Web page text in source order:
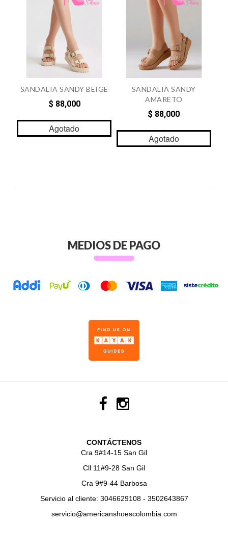
SANDALIA SANDY BEIGE
$ 88,000
Agotado
SANDALIA SANDY
AMARETO
$ 88,000
Agotado
MEDIOS DE PAGO
CONTÁCTENOS
Cra 9#14-15 San Gil
Cll 11#9-28 San Gil
Cra 9#9-44 Barbosa
Servicio al cliente: 3046629108 - 3502643867
servicio@americanshoescolombia.com